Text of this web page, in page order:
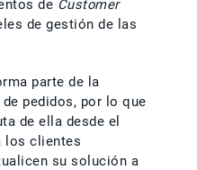
de Customer
de gestión de las
parte de la
pedidos, por lo que
de ella desde el
los clientes
su solución a